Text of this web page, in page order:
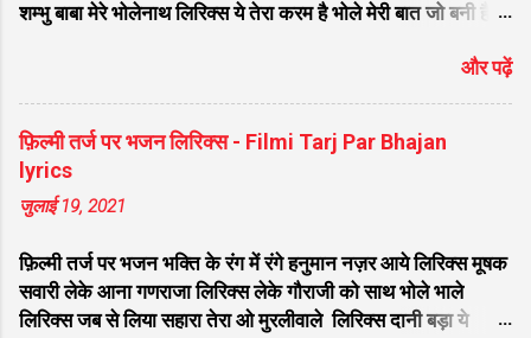
शम्भु बाबा मेरे भोलेनाथ लिरिक्स ये तेरा करम है भोले मेरी बात जो बनी है
गुलशन सा मेरे भोलेनाथ आये है लिरिक्स नगर में जोगी आया भेद कोई
समझ ना पाया लिरिक्स शिवजी तेरे द्वार हम भी आयेंगे लिरिक्स सांसो की
माला पे सिमरु मै शिव का नाम लिरिक्स डम डम डमरू बजाना होगा भोले
मेरी कुटिया में आना होगा लिरिक्स मेरे भोले से भोले बाबा लिरिक्स भोलेनाथ
का चेला लिरिक्स भोले चेला बना लेना लिरिक्स सिर पे विराजे गंगा की धार
लिरिक्स महादेवा - Mahadeva Hansraj Raghuwanshi लिरिक्स
ऐसा डमरू बजाया भोलेनाथ ने लिरिक्स शिव शंकर औघड दानी बम भोला
लिरिक्स शिव कैलाशों के वासी शंकर संकट हरना लि...
और पढ़ें
फ़िल्मी तर्ज पर भजन लिरिक्स - Filmi Tarj Par Bhajan
lyrics
जुलाई 19, 2021
फ़िल्मी तर्ज पर भजन भक्ति के रंग में रंगे हनुमान नज़र आये लिरिक्स मूषक
सवारी लेके आना गणराजा लिरिक्स लेके गौराजी को साथ भोले भाले
लिरिक्स जब से लिया सहारा तेरा ओ मुरलीवाले लिरिक्स दानी बड़ा ये